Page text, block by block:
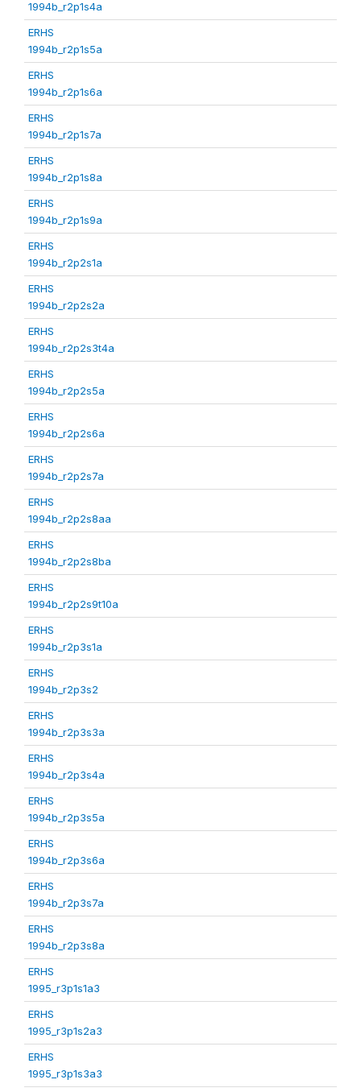
1994b_r2p1s4a
ERHS
1994b_r2p1s5a
ERHS
1994b_r2p1s6a
ERHS
1994b_r2p1s7a
ERHS
1994b_r2p1s8a
ERHS
1994b_r2p1s9a
ERHS
1994b_r2p2s1a
ERHS
1994b_r2p2s2a
ERHS
1994b_r2p2s3t4a
ERHS
1994b_r2p2s5a
ERHS
1994b_r2p2s6a
ERHS
1994b_r2p2s7a
ERHS
1994b_r2p2s8aa
ERHS
1994b_r2p2s8ba
ERHS
1994b_r2p2s9t10a
ERHS
1994b_r2p3s1a
ERHS
1994b_r2p3s2
ERHS
1994b_r2p3s3a
ERHS
1994b_r2p3s4a
ERHS
1994b_r2p3s5a
ERHS
1994b_r2p3s6a
ERHS
1994b_r2p3s7a
ERHS
1994b_r2p3s8a
ERHS
1995_r3p1s1a3
ERHS
1995_r3p1s2a3
ERHS
1995_r3p1s3a3